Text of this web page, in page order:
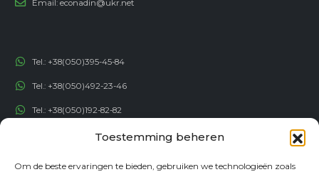
Toestemming beheren
Om de beste ervaringen te bieden, gebruiken we technologieën zoals
Tel.: +38(050)192-82-82